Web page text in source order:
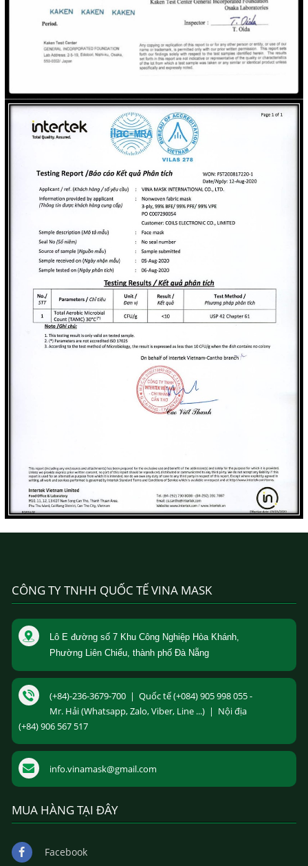
CÔNG TY TNHH QUỐC TẾ VINA MASK
Lô E đường số 7 Khu Công Nghiệp Hòa Khánh,
Phường Liên Chiểu, thành phố Đà Nẵng
(+84)-236-3679-700 | Quốc tế (+084) 905 998 055 -
Mr. Hải (Whatsapp, Zalo, Viber, Line ...) | Nội địa
(+84) 906 567 517
info.vinamask@gmail.com
MUA HÀNG TẠI ĐÂY
Facebook